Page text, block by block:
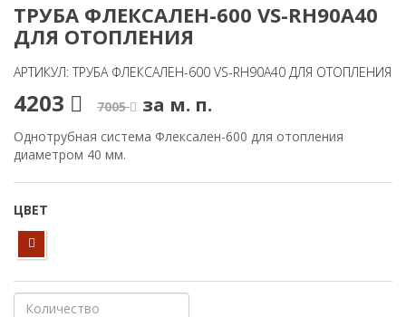
ТРУБА ФЛЕКСАЛЕН-600 VS-RH90A40
ДЛЯ ОТОПЛЕНИЯ
АРТИКУЛ: ТРУБА ФЛЕКСАЛЕН-600 VS-RH90A40 ДЛЯ ОТОПЛЕНИЯ
4203 7005 за м. п.
Однотрубная система Флексален-600 для отопления
диаметром 40 мм.
ЦВЕТ